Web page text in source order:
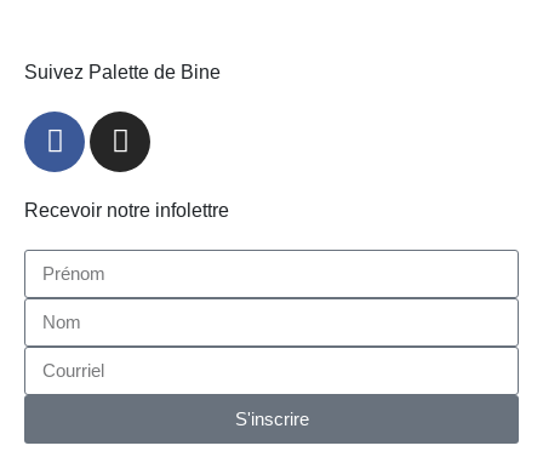
Suivez Palette de Bine
Recevoir notre infolettre
S'inscrire